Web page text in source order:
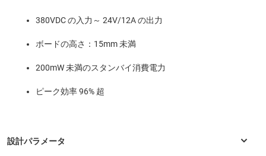
380VDC の入力～ 24V/12A の出力
ボードの高さ：15mm 未満
200mW 未満のスタンバイ消費電力
ピーク効率 96% 超